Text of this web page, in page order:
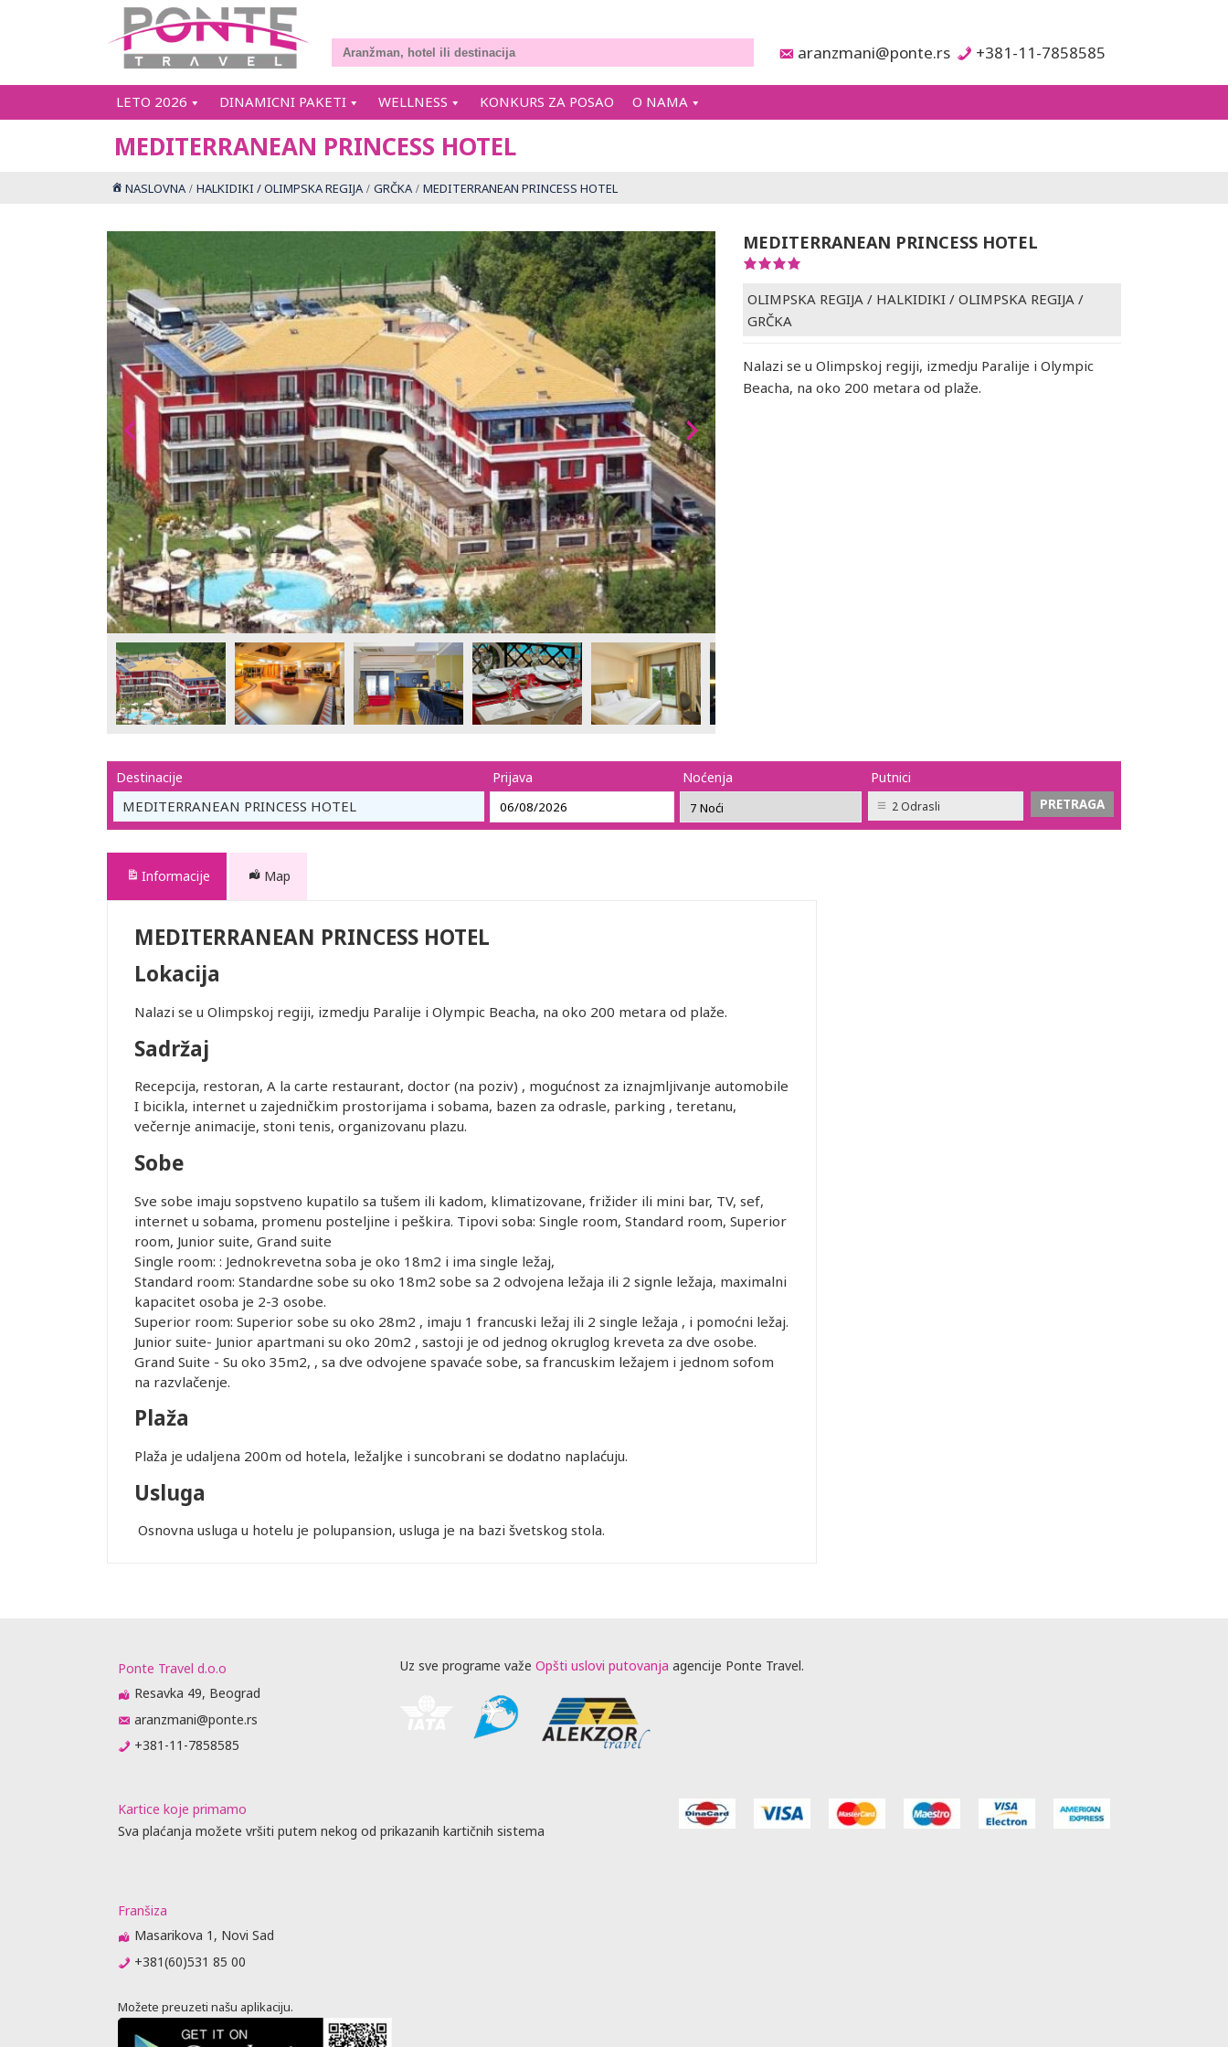
aranzmani@ponte.rs +381-11-7858585
LETO 2026 DINAMICNI PAKETI WELLNESS KONKURS ZA POSAO O NAMA
MEDITERRANEAN PRINCESS HOTEL
NASLOVNA HALKIDIKI / OLIMPSKA REGIJA GRČKA MEDITERRANEAN PRINCESS HOTEL
MEDITERRANEAN PRINCESS HOTEL
OLIMPSKA REGIJA / HALKIDIKI / OLIMPSKA REGIJA /
GRČKA
Nalazi se u Olimpskoj regiji, izmedju Paralije i Olympic
Beacha, na oko 200 metara od plaže.
Destinacije
MEDITERRANEAN PRINCESS HOTEL
Prijava Noćenja Putnici
2 Odrasli
Informacije Map
MEDITERRANEAN PRINCESS HOTEL
Lokacija
Nalazi se u Olimpskoj regiji, izmedju Paralije i Olympic Beacha, na oko 200 metara od plaže.
Sadržaj
Recepcija, restoran, A la carte restaurant, doctor (na poziv) , mogućnost za iznajmljivanje automobile
I bicikla, internet u zajedničkim prostorijama i sobama, bazen za odrasle, parking , teretanu,
večernje animacije, stoni tenis, organizovanu plazu.
Sobe
Sve sobe imaju sopstveno kupatilo sa tušem ili kadom, klimatizovane, frižider ili mini bar, TV, sef,
internet u sobama, promenu posteljine i peškira. Tipovi soba: Single room, Standard room, Superior
room, Junior suite, Grand suite
Single room: : Jednokrevetna soba je oko 18m2 i ima single ležaj,
Standard room: Standardne sobe su oko 18m2 sobe sa 2 odvojena ležaja ili 2 signle ležaja, maximalni
kapacitet osoba je 2-3 osobe.
Superior room: Superior sobe su oko 28m2 , imaju 1 francuski ležaj ili 2 single ležaja , i pomoćni ležaj.
Junior suite- Junior apartmani su oko 20m2 , sastoji je od jednog okruglog kreveta za dve osobe.
Grand Suite - Su oko 35m2, , sa dve odvojene spavaće sobe, sa francuskim ležajem i jednom sofom
na razvlačenje.
Plaža
Plaža je udaljena 200m od hotela, ležaljke i suncobrani se dodatno naplaćuju.
Usluga
Osnovna usluga u hotelu je polupansion, usluga je na bazi švetskog stola.
Ponte Travel d.o.o
Resavka 49, Beograd
aranzmani@ponte.rs
+381-11-7858585
Uz sve programe važe Opšti uslovi putovanja agencije Ponte Travel.
Kartice koje primamo
Sva plaćanja možete vršiti putem nekog od prikazanih kartičnih sistema
Franšiza
Masarikova 1, Novi Sad
+381(60)531 85 00
Možete preuzeti našu aplikaciju.